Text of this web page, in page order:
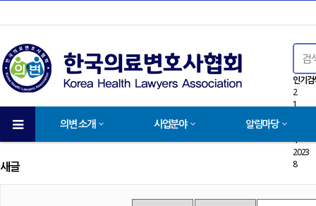
인기검
2
1
4
2023
8
의변 소개 사업분야 알림마당
새글